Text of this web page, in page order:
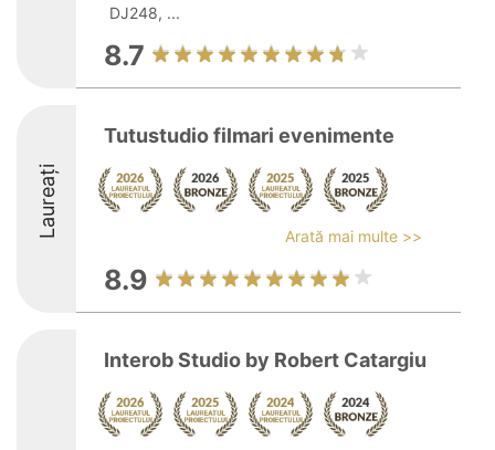
DJ248, ...
8.7
Laureați
Tutustudio filmari evenimente
Arată mai multe >>
8.9
Interob Studio by Robert Catargiu